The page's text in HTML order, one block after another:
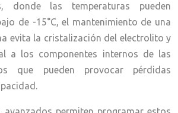
donde las temperaturas pueden
de -15°C, el mantenimiento de una
evita la cristalización del electrolito y
a los componentes internos de las
que pueden provocar pérdidas